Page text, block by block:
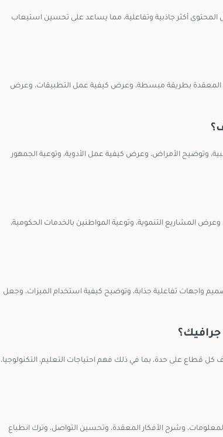
أكثر جاذبية وتفاعلية، مما يساعد على تحسين استيعاب
المعقدة بطريقة مبسطة، وعرض كيفية عمل التطبيقات، وعرض
وتوضيح الأمراض، وعرض كيفية عمل الأدوية، وتوعية الجمهور
المشاريع التنموية، وتوعية المواطنين بالخدمات الحكومية،
واجهات تفاعلية جذابة، وتوضيح كيفية استخدام الميزات، وجعل
قطاع على حدة، بما في ذلك فهم احتياجات التعليم، التكنولوجيا،
وشرح الأفكار المعقدة، وتحسين التواصل، وترك انطباع